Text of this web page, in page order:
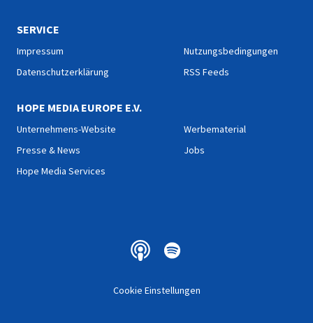
SERVICE
Impressum
Datenschutzerklärung
Nutzungsbedingungen
RSS Feeds
HOPE MEDIA EUROPE E.V.
Unternehmens-Website
Presse & News
Hope Media Services
Werbematerial
Jobs
Cookie Einstellungen